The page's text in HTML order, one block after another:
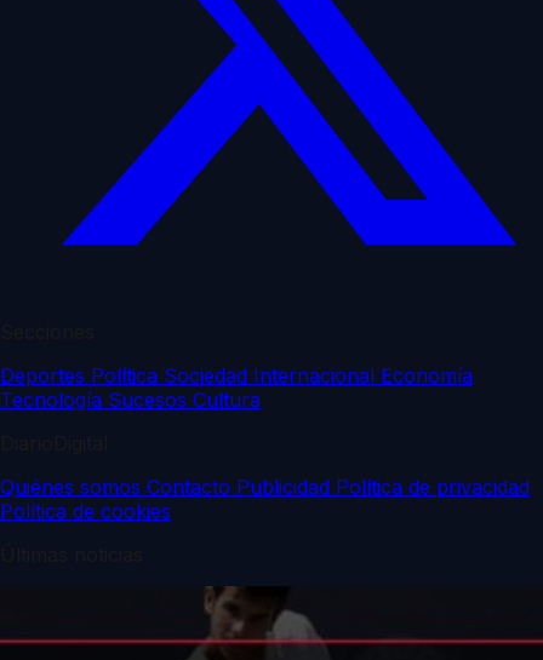
Deportes Política Sociedad Internacional Economía
Tecnología Sucesos Cultura
Quiénes somos Contacto Publicidad Política de privacidad
Política de cookies